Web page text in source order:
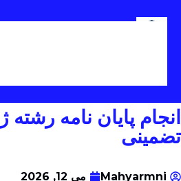
انجام پایان نامه رشته
تضمینی
Mahyarmni می 12, 2026